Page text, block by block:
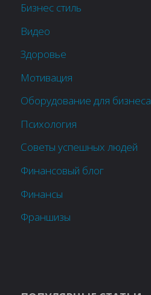
Бизнес стиль
Видео
Здоровье
Мотивация
Оборудование для бизнеса
Психология
Советы успешных людей
Финансовый блог
Финансы
Франшизы